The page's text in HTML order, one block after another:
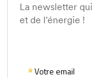
La newsletter
et de l'énergie !